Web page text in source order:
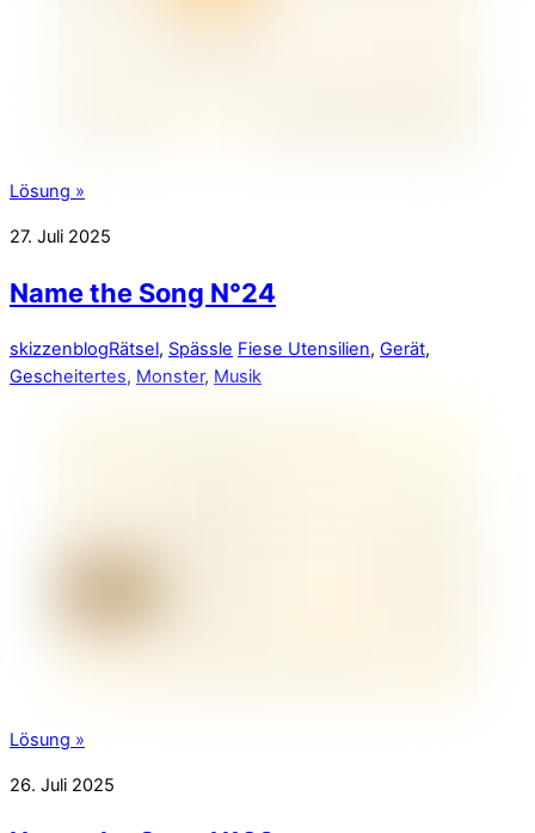
Lösung »
27. Juli 2025
Name the Song N°24
skizzenblogRätsel, Spässle Fiese Utensilien, Gerät,
Gescheitertes, Monster, Musik
Lösung »
26. Juli 2025